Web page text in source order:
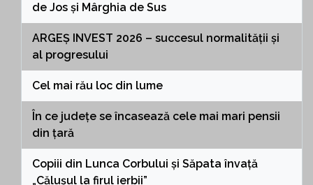
de Jos și Mârghia de Sus
ARGEȘ INVEST 2026 – succesul normalității și
al progresului
Cel mai rău loc din lume
În ce județe se încasează cele mai mari pensii
din țară
Copiii din Lunca Corbului și Săpata învață
„Călușul la firul ierbii”